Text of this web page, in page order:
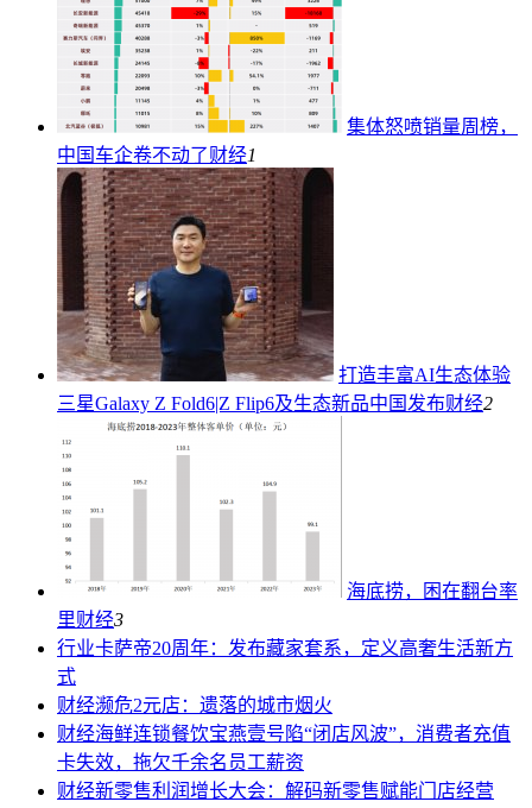
集体怒喷销量周榜，
中国车企卷不动了财经1
打造丰富AI生态体验
三星Galaxy Z Fold6|Z Flip6及生态新品中国发布财经2
海底捞，困在翻台率
里财经3
行业卡萨帝20周年：发布藏家套系，定义高奢生活新方
式
财经濒危2元店：遗落的城市烟火
财经海鲜连锁餐饮宝燕壹号陷“闭店风波”，消费者充值
卡失效，拖欠千余名员工薪资
财经新零售利润增长大会：解码新零售赋能门店经营